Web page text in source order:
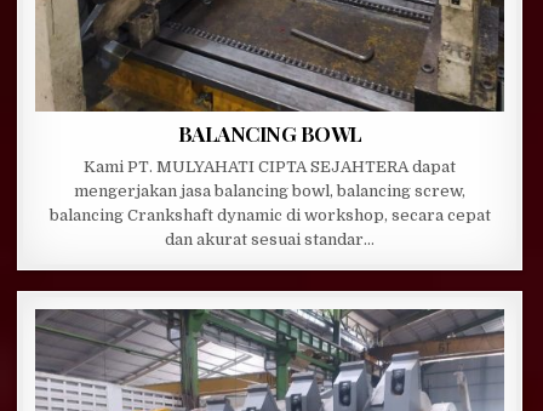
BALANCING BOWL
Kami PT. MULYAHATI CIPTA SEJAHTERA dapat
mengerjakan jasa balancing bowl, balancing screw,
balancing Crankshaft dynamic di workshop, secara cepat
dan akurat sesuai standar…